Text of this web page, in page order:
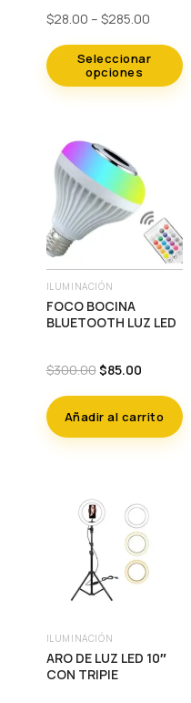
$28.00 – $285.00Price
$28.00
through
$285.00
Seleccionar
opciones
múltiples
Las
opciones
pueden
elegir
en
la
página
de
producto
ILUMINACIÓN
FOCO BOCINA
BLUETOOTH LUZ LED
$300.00Original
was:
$300.00.
$85.00Current
is:
$85.00.
Añadir al carrito
ILUMINACIÓN
ARO DE LUZ LED 10″
CON TRIPIE